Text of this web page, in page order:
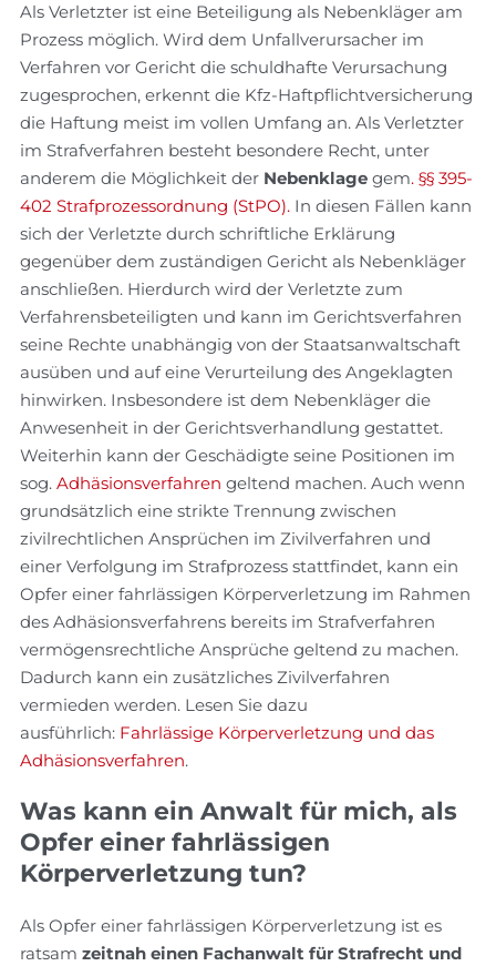
Als Verletzter ist eine Beteiligung als Nebenkläger am
Prozess möglich. Wird dem Unfallverursacher im
Verfahren vor Gericht die schuldhafte Verursachung
zugesprochen, erkennt die Kfz-Haftpflichtversicherung
die Haftung meist im vollen Umfang an. Als Verletzter
im Strafverfahren besteht besondere Recht, unter
anderem die Möglichkeit der Nebenklage gem. §§ 395-
402 Strafprozessordnung (StPO). In diesen Fällen kann
sich der Verletzte durch schriftliche Erklärung
gegenüber dem zuständigen Gericht als Nebenkläger
anschließen. Hierdurch wird der Verletzte zum
Verfahrensbeteiligten und kann im Gerichtsverfahren
seine Rechte unabhängig von der Staatsanwaltschaft
ausüben und auf eine Verurteilung des Angeklagten
hinwirken. Insbesondere ist dem Nebenkläger die
Anwesenheit in der Gerichtsverhandlung gestattet.
Weiterhin kann der Geschädigte seine Positionen im
sog.Adhäsionsverfahren geltend machen. Auch wenn
grundsätzlich eine strikte Trennung zwischen
zivilrechtlichen Ansprüchen im Zivilverfahren und
einer Verfolgung im Strafprozess stattfindet, kann ein
Opfer einer fahrlässigen Körperverletzung im Rahmen
des Adhäsionsverfahrens bereits im Strafverfahren
vermögensrechtliche Ansprüche geltend zu machen.
Dadurch kann ein zusätzliches Zivilverfahren
vermieden werden. Lesen Sie dazu
ausführlich: Fahrlässige Körperverletzung und das
Adhäsionsverfahren.
Was kann ein Anwalt für mich, als
Opfer einer fahrlässigen
Körperverletzung tun?
Als Opfer einer fahrlässigen Körperverletzung ist es
ratsam zeitnah einen Fachanwalt für Strafrecht und